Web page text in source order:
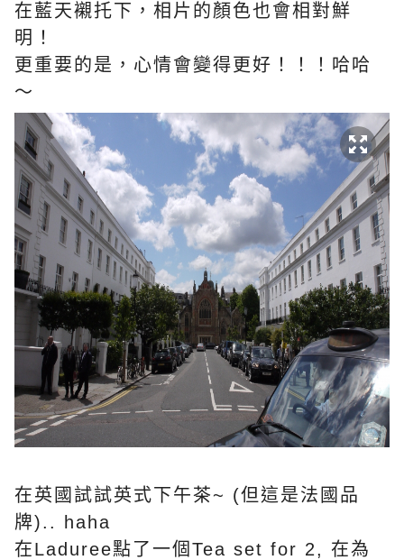
在藍天襯托下，相片的顏色也會相對鮮
明！
更重要的是，心情會變得更好！！！哈哈
～
在英國試試英式下午茶~ (但這是法國品
牌).. haha
在Laduree點了一個Tea set for 2, 在為